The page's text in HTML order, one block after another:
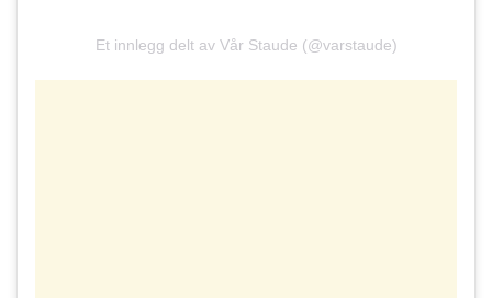
Et innlegg delt av Vår Staude (@varstaude)